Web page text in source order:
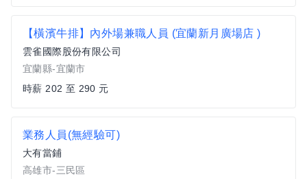
【橫濱牛排】內外場兼職人員 (宜蘭新月廣場店 )
雲雀國際股份有限公司
宜蘭縣-宜蘭市
時薪 202 至 290 元
業務人員(無經驗可)
大有當鋪
高雄市-三民區